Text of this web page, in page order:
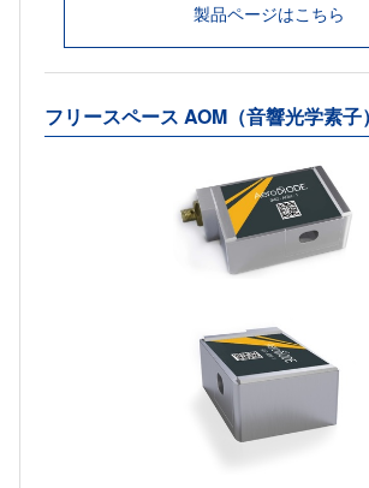
製品ページはこちら
フリースペース AOM（音響光学素子）